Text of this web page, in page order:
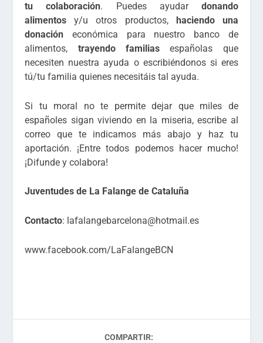
tu colaboración. Puedes ayudar donando
alimentos y/u otros productos,
haciendo una
donación económica para nuestro banco de
alimentos, trayendo familias españolas que
necesiten nuestra ayuda o escribiéndonos si eres
tú/tu familia quienes necesitáis tal ayuda.
Si tu moral no te permite dejar que miles de
españoles sigan viviendo en la miseria, escribe al
correo que te indicamos más abajo y haz tu
aportación. ¡Entre todos podemos hacer mucho!
¡Difunde y colabora!
Juventudes de La Falange de Cataluña
Contacto: lafalangebarcelona@hotmail.es
www.facebook.com/LaFalangeBCN
COMPARTIR: